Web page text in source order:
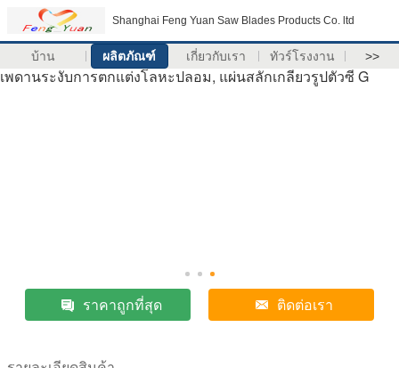
Shanghai Feng Yuan Saw Blades Products Co. ltd
บ้าน ผลิตภัณฑ์ เกี่ยวกับเรา ทัวร์โรงงาน >>
เพดานระงับการตกแต่งโลหะปลอม, แผ่นสลักเกลียวรูปตัวซี G
ราคาถูกที่สุด ติดต่อเรา